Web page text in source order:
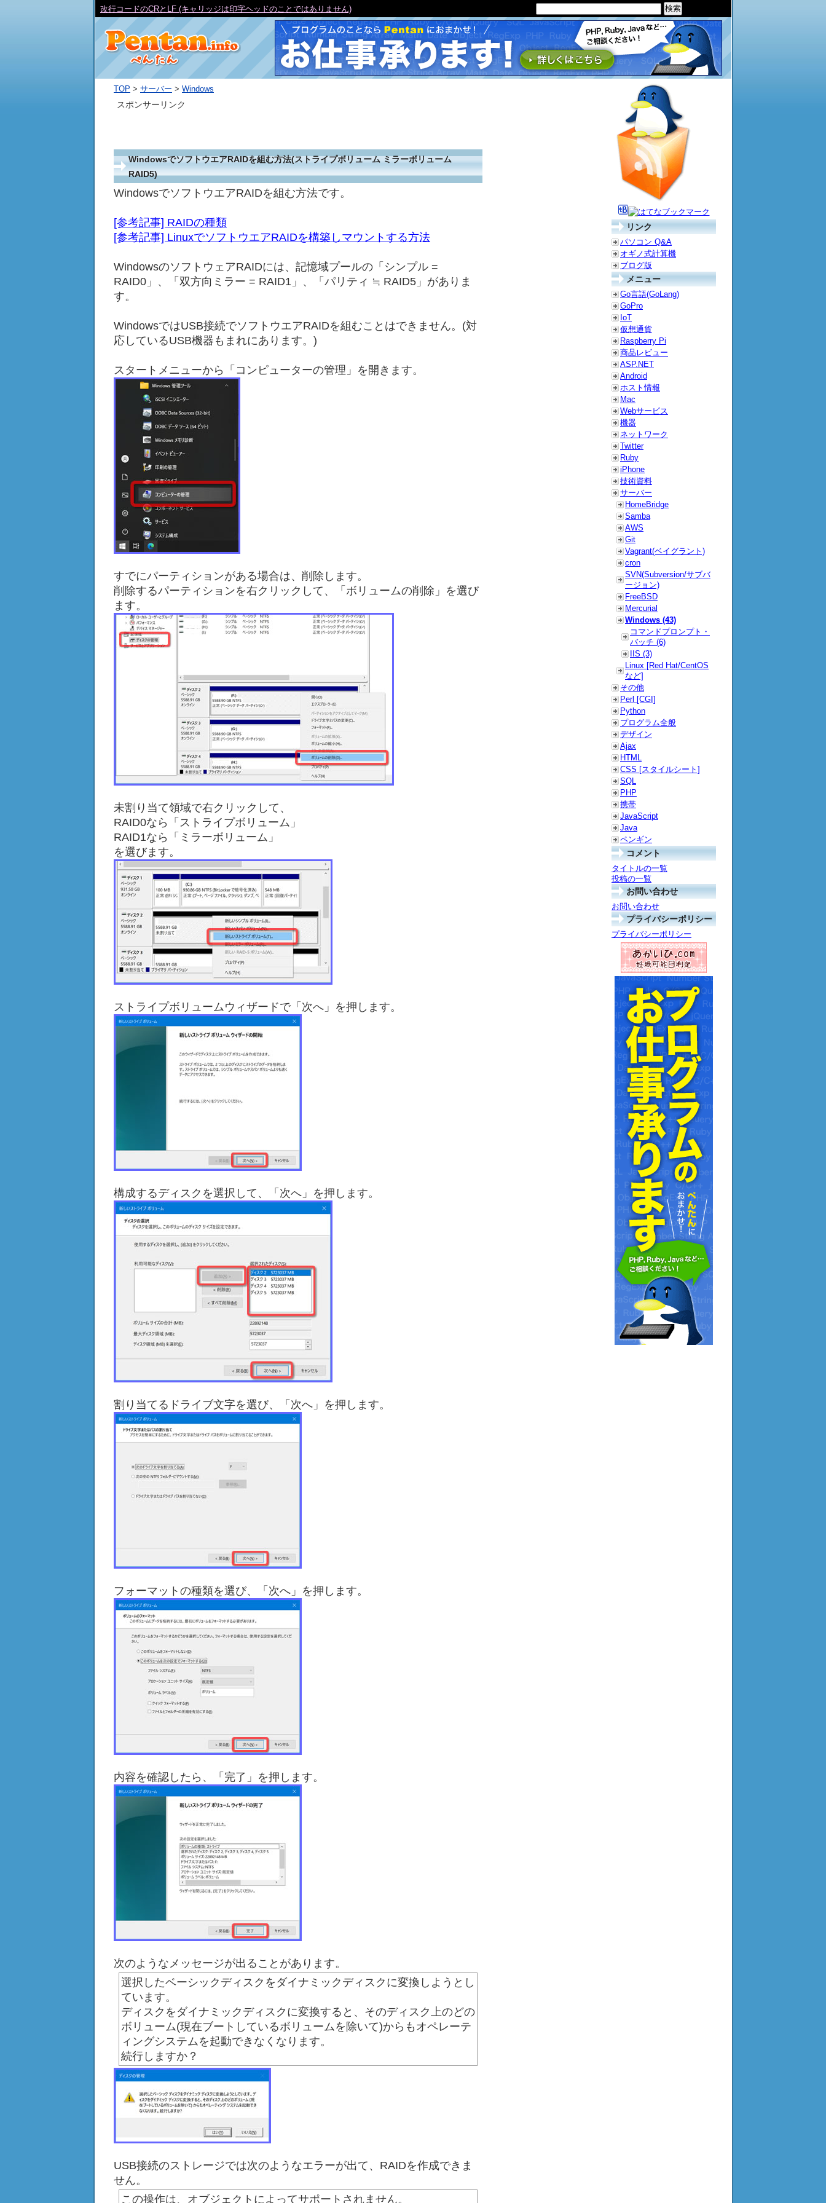
TOP > サーバー > Windows
WindowsでソフトウエアRAIDを組む方法(ストライプボリューム ミラーボリューム
RAID5)
WindowsでソフトウエアRAIDを組む方法です。
[参考記事] RAIDの種類
[参考記事] LinuxでソフトウエアRAIDを構築しマウントする方法
WindowsのソフトウェアRAIDには、記憶域プールの「シンプル =
RAID0」、「双方向ミラー = RAID1」、「パリティ ≒ RAID5」がありま
す。
WindowsではUSB接続でソフトウエアRAIDを組むことはできません。(対
応しているUSB機器もまれにあります。)
スタートメニューから「コンピューターの管理」を開きます。
すでにパーティションがある場合は、削除します。
削除するパーティションを右クリックして、「ボリュームの削除」を選び
ます。
未割り当て領域で右クリックして、
RAID0なら「ストライプボリューム」
RAID1なら「ミラーボリューム」
を選びます。
ストライプボリュームウィザードで「次へ」を押します。
構成するディスクを選択して、「次へ」を押します。
割り当てるドライブ文字を選び、「次へ」を押します。
フォーマットの種類を選び、「次へ」を押します。
内容を確認したら、「完了」を押します。
次のようなメッセージが出ることがあります。
選択したベーシックディスクをダイナミックディスクに変換しようとし
ています。
ディスクをダイナミックディスクに変換すると、そのディスク上のどの
ボリューム(現在ブートしているボリュームを除いて)からもオペレーテ
ィングシステムを起動できなくなります。
続行しますか？
USB接続のストレージでは次のようなエラーが出て、RAIDを作成できま
せん。
この操作は、オブジェクトによってサポートされません。
スポンサーリンク
リンク
パソコン Q&A
オギノ式計算機
ブログ版
メニュー
Go言語(GoLang)
GoPro
IoT
仮想通貨
Raspberry Pi
商品レビュー
ASP.NET
Android
ホスト情報
Mac
Webサービス
機器
ネットワーク
Twitter
Ruby
iPhone
技術資料
サーバー
HomeBridge
Samba
AWS
Git
Vagrant(ベイグラント)
cron
SVN(Subversion/サブバ
ージョン)
FreeBSD
Mercurial
Windows (43)
コマンドプロンプト・
バッチ (6)
IIS (3)
Linux [Red Hat/CentOS
など]
その他
Perl [CGI]
Python
プログラム全般
デザイン
Ajax
HTML
CSS [スタイルシート]
SQL
PHP
携帯
JavaScript
Java
ペンギン
コメント
タイトルの一覧
投稿の一覧
お問い合わせ
お問い合わせ
プライバシーポリシー
プライバシーポリシー
改行コードのCRとLF (キャリッジは印字ヘッドのことではありません)